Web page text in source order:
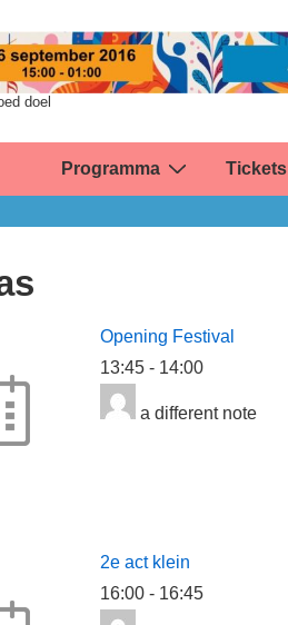
doel
Hoofd
Programma Tickets
Opening Festival
13:45- 14:00
a different note
2e act klein
16:00- 16:45